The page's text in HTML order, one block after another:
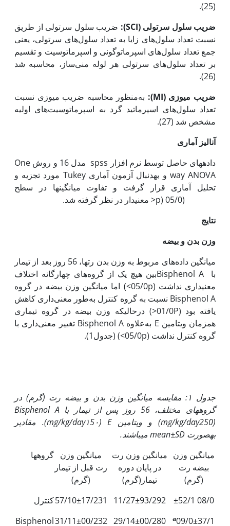
(25).
ضریب سلول سرتولی(SCI)
: ضریب سلول سرتولی از طریق
نسبت تعداد سلول‌های زایا به تعداد سلول‌های سرتولی، یعنی
جمع تعداد سلول‌های اسپرماتوگونی و اسپرماتوسیت و تقسیم
بر تعداد سلول‌های سرتولی هر لوله منی‌ساز، محاسبه شد
(26).
ضریب میوزی(MI)
: به‌منظور محاسبه ضریب میوزی نسبت
تعداد سلول‌های اسپرماتید گرد به اسپرماتوسیت‌های اولیه
مشخص شد (27).
آنالیز آماری
داده­های حاصل توسط نرم افزار spss مدل 16 و روش One
way ANOVA و به‏دنبال آزمون آماری Tukey مورد تجزیه و
تحلیل آماری قرار گرفت و تفاوت میانگین­ها در سطح
(05/0 (p< معنی­دار در نظر گرفته شد.
نتایج
وزن بدن و بیضه
میانگین داده‌های مربوط به وزن بدن رت­ها، 56 روز بعد از تیمار
با Bisphenol Aبین هیچ یک از گروه‌های چهارگانه اختلاف
معنی­داری نداشت (05/0p>) اما میانگین وزن بیضه در گروه
Bisphenol A نسبت به گروه کنترل به‌طور معنی‌داری کاهش
یافته بود (01/0P<) درحالی‏که وزن بیضه در گروه تیماری
هم‏زمان ویتامین E به‌علاوه Bisphenol A تغییر معنی‌داری با
گروه کنترل نداشت (05/0p>) (جدول1).
جدول ١: مقایسه میانگین وزن بدن و بیضه رت (گرم) در
گروه­های مختلف، 56 روز پس از تیمار با
Bisphenol A
(mg/kg/day250) و ویتامین E
(
mg/kg/day١5٠). مقادیر
به‏صورت mean±SD می­باشند.
گروه­ها میانگین وزن
رت قبل از تیمار
(گرم)
میانگین وزن رت
در پایان دوره
تیمار(گرم)
میانگین وزن
بیضه رت
(گرم)
کنترل
Bisphenol
57/10±17/231
31/11±00/232
11/27±93/292
29/14±00/280
08/0 ±52/1
a09/0±37/1